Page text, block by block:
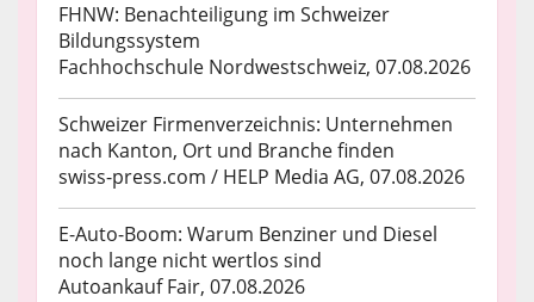
FHNW: Benachteiligung im Schweizer
Bildungssystem
Fachhochschule Nordwestschweiz, 07.08.2026
Schweizer Firmenverzeichnis: Unternehmen
nach Kanton, Ort und Branche finden
swiss-press.com / HELP Media AG, 07.08.2026
E-Auto-Boom: Warum Benziner und Diesel
noch lange nicht wertlos sind
Autoankauf Fair, 07.08.2026